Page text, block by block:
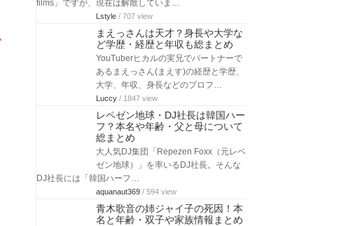
films」ですが、現在は解散していま…
Lstyle / 707 view
まえっさんは天才？身長や大学な
ど学歴・経歴と年収も総まとめ
YouTuberヒカルの実兄でパートナーで
あるまえっさん(まえす)の経歴と学歴、
大学、年収、身長などのプロフ…
Luccy / 1847 view
レペゼン地球・DJ社長は韓国ハー
フ？本名や年齢・父と母について
総まとめ
大人気DJ集団「Repezen Foxx（元レペ
ゼン地球）」を率いるDJ社長。そんな
DJ社長には「韓国ハーフ…
aquanaut369 / 594 view
青木歌音の姉ジャイ子の死因！本
名と年齢・双子や家族情報まとめ